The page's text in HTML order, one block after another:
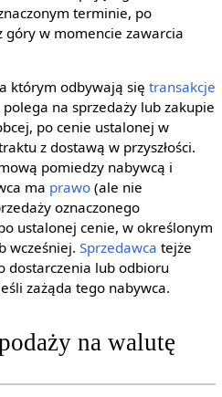
terminie, po
w momencie zawarcia
którym odbywają siętransakcje
na sprzedaży lub zakupie
po cenie ustalonej w
z dostawą w przyszłości.
pomiedzy nabywcą i
ma prawo (ale nie
oznaczonego
ustalonej cenie, w określonym
wcześniej.Sprzedawca tejże
dostarczenia lub odbioru
zażąda tego nabywca.
na walutę